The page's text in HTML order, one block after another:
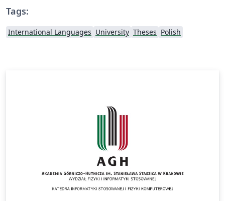
Tags:
International Languages University Theses Polish